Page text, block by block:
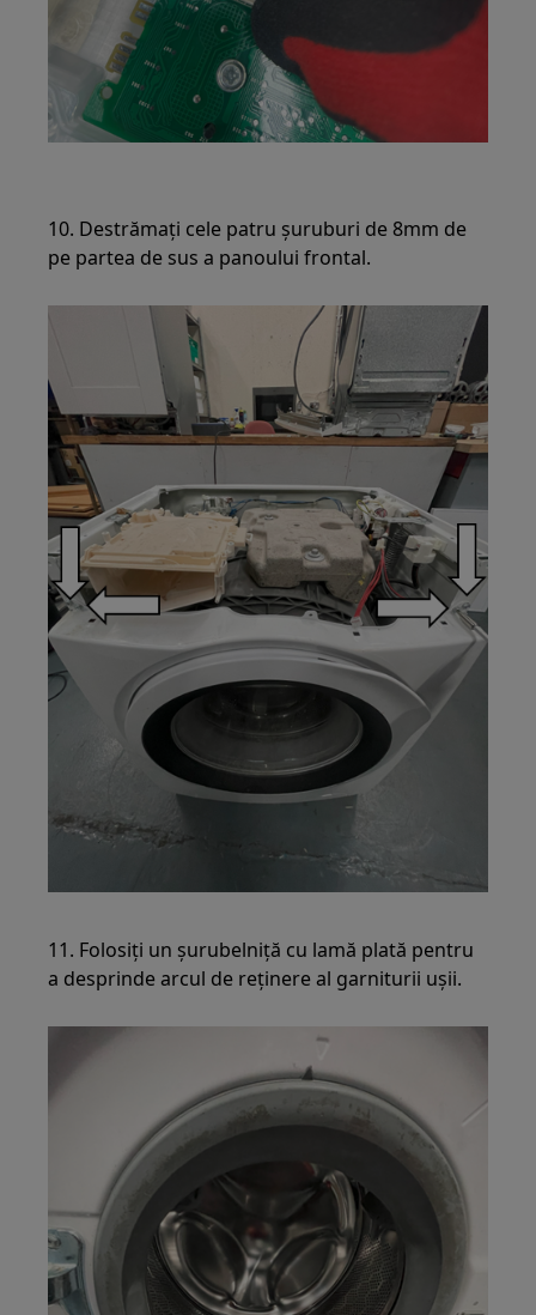
10. Destrămați cele patru șuruburi de 8mm de
pe partea de sus a panoului frontal.
11. Folosiți un șurubelniță cu lamă plată pentru
a desprinde arcul de reținere al garniturii ușii.